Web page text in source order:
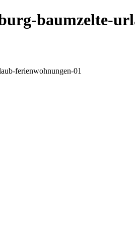
baumzelte-
ferienwohnungen-01